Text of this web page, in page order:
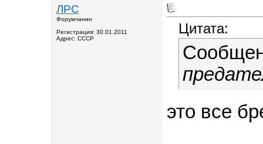
ЛРС
Форумчанин
Регистрация: 30.01.2011
Адрес: СССР
Цитата:
это все